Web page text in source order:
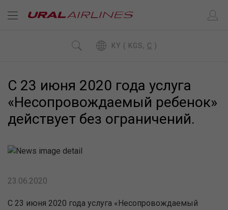
KY ( KGS, C )
С 23 июня 2020 года услуга
«Несопровождаемый ребенок»
действует без ограничений.
23.06.2020
С 23 июня 2020 года услуга «Несопровождаемый